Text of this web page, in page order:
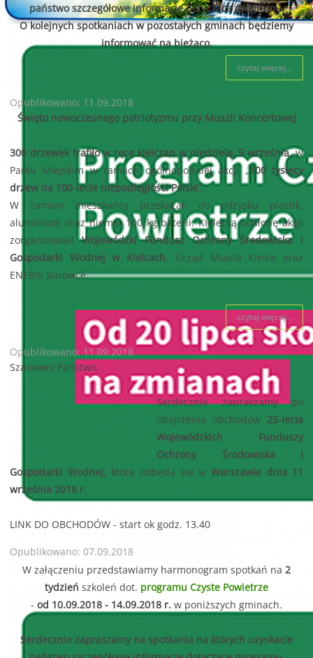
państwo szczegółowe informacje dotyczące programu.
O kolejnych spotkaniach w pozostałych gminach będziemy
informować na bieżąco.
czytaj więcej...
Opublikowano: 11.09.2018
Święto nowoczesnego patriotyzmu przy Muszli Koncertowej
300 drzewek trafiło w ręce kielczan w niedzielę, 9 września, w
Parku Miejskim w ramach ogólnopolskiej akcji „100 tysięcy
drzew na 100-lecie niepodległości Polski”.
W zamian mieszkańcy przekazali do odzysku plastik,
aluminium oraz niemal 100 kg baterii. Kielecką odsłonę akcji
zorganizowaliWojewódzki Fundusz Ochrony Środowiska i
Gospodarki Wodnej w Kielcach, Urząd Miasta Kielce oraz
ENERIS Surowce.
czytaj więcej...
Opublikowano: 11.09.2018
Szanowni Państwo,
Serdecznie zapraszamy do
obejrzenia obchodów 25-lecia
Wojewódzkich Funduszy
Ochrony Środowiska i
Gospodarki Wodnej, które odbędą się wWarszawie dnia 11
września 2018 r.
LINK DO OBCHODÓW- start ok godz. 13.40
Opublikowano: 07.09.2018
W załączeniu przedstawiamy harmonogram spotkań na 2
tydzień szkoleń dot. programu Czyste Powietrze
- od 10.09.2018 - 14.09.2018 r. w poniższych gminach.
Serdecznie zapraszamy na spotkania na których uzyskacie